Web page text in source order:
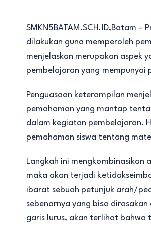
SMKN5BATAM.SCH.ID,Batam
dilakukan guna memperoleh
menjelaskan merupakan aspek
pembelajaran yang mempunyai
Penguasaan keterampilan
pemahaman yang mantap
dalam kegiatan pembelajaran.
pemahaman siswa tentang
Langkah ini mengkombinasikan
maka akan terjadi
ibarat sebuah petunjuk arah/
sebenarnya yang bisa
garis lurus, akan terlihat bahwa